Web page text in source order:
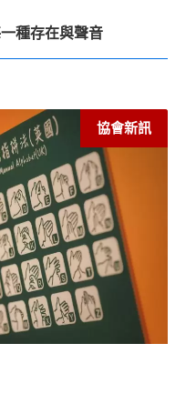
種存在與聲音
協會新訊